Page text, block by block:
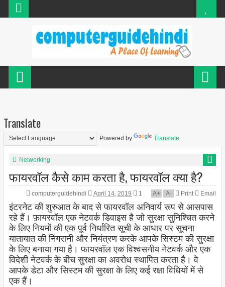
Translate
Powered by Translate
Networking
फायरवॉल कैसे काम करता है, फायरवॉल क्या है?
computerguidehindi April 14, 2019 1 A+ A- Print Email
इंटरनेट की शुरुआत के बाद से फायरवॉल अनिवार्य रूप से आसपास
रहे हैं। फ़ायरवॉल एक नेटवर्क डिवाइस है जो सुरक्षा सुनिश्चित करने
के लिए नियमों की एक पूर्व निर्धारित सूची के आधार पर सूचना
यातायात की निगरानी और नियंत्रण करके आपके सिस्टम की सुरक्षा
के लिए बनाया गया है। फायरवॉल एक विश्वसनीय नेटवर्क और एक
विदेशी नेटवर्क के बीच सुरक्षा का अवरोध स्थापित करता है। वे
आपके डेटा और सिस्टम की सुरक्षा के लिए कई रक्षा विधियों में से
एक हैं।